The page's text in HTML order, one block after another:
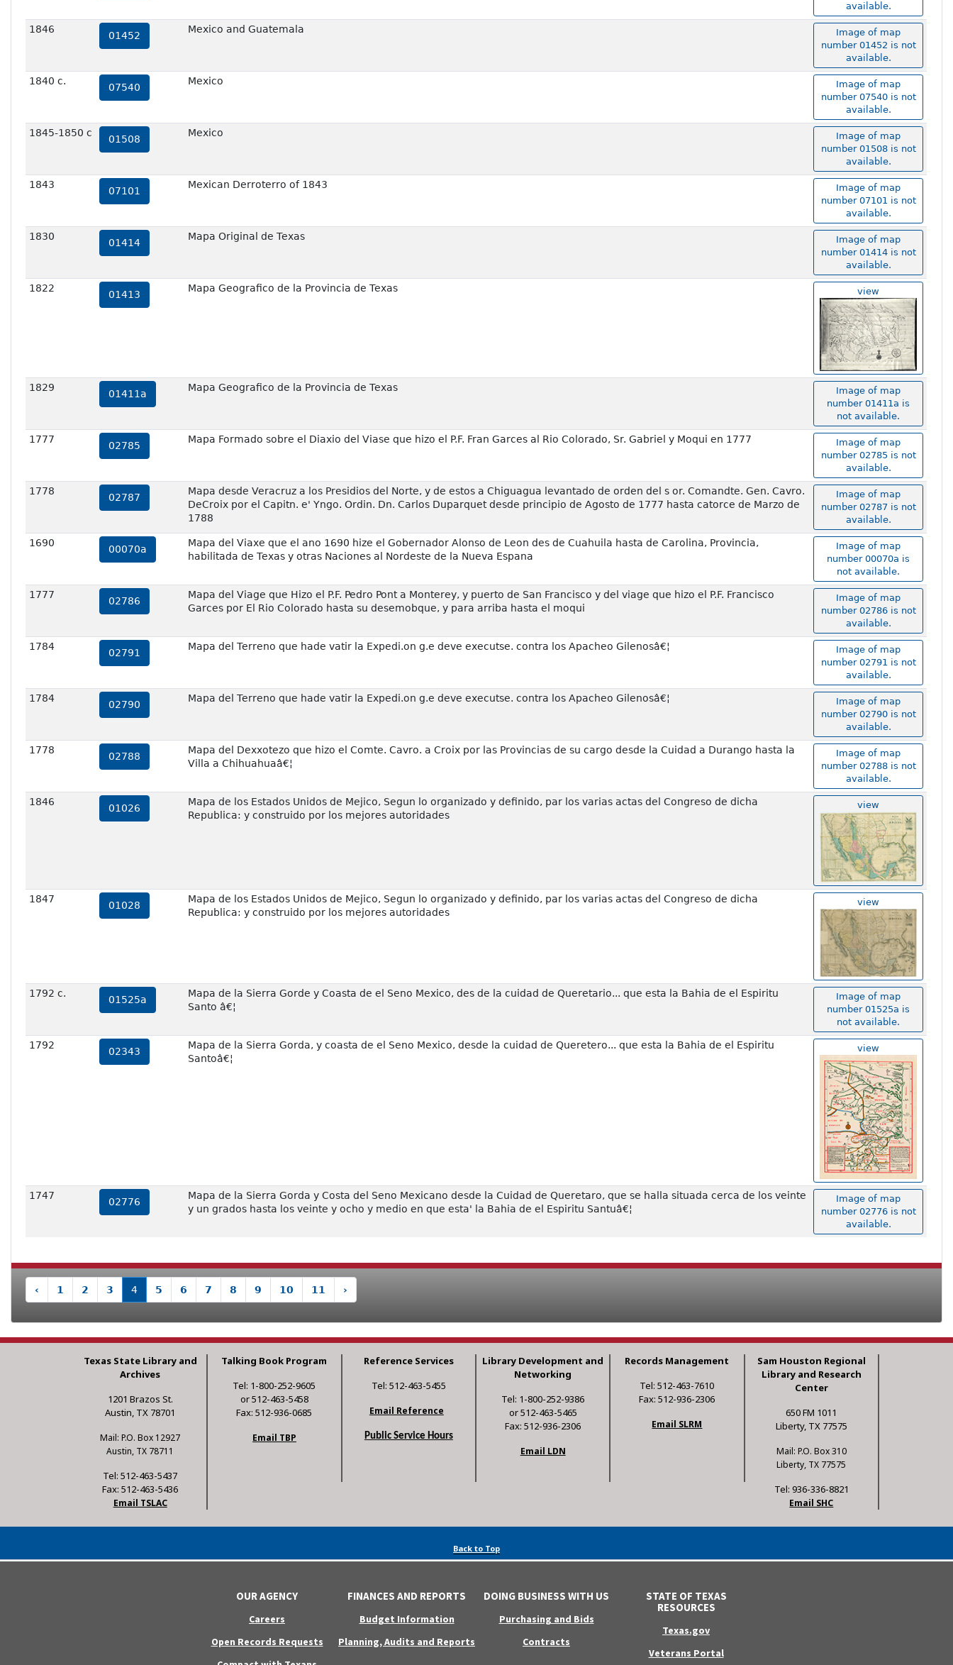
available.
1846
01452
Mexico and Guatemala
Image of map
number 01452 is not
available.
1840 c.
07540
Mexico
Image of map
number 07540 is not
available.
1845-1850 c
01508
Mexico
Image of map
number 01508 is not
available.
1843
07101
Mexican Derroterro of 1843
Image of map
number 07101 is not
available.
1830
01414
Mapa Original de Texas
Image of map
number 01414 is not
available.
1822
01413
Mapa Geografico de la Provincia de Texas view
1829
01411a
Mapa Geografico de la Provincia de Texas
Image of map
number 01411a is
not available.
1777
02785
Mapa Formado sobre el Diaxio del Viase que hizo el P.F. Fran Garces al Rio Colorado, Sr. Gabriel y Moqui en 1777
Image of map
number 02785 is not
available.
1778
02787
Mapa desde Veracruz a los Presidios del Norte, y de estos a Chiguagua levantado de orden del s or. Comandte. Gen. Cavro.
DeCroix por el Capitn. e' Yngo. Ordin. Dn. Carlos Duparquet desde principio de Agosto de 1777 hasta catorce de Marzo de
1788
Image of map
number 02787 is not
available.
1690
00070a
Mapa del Viaxe que el ano 1690 hize el Gobernador Alonso de Leon des de Cuahuila hasta de Carolina, Provincia,
habilitada de Texas y otras Naciones al Nordeste de la Nueva Espana
Image of map
number 00070a is
not available.
1777
02786
Mapa del Viage que Hizo el P.F. Pedro Pont a Monterey, y puerto de San Francisco y del viage que hizo el P.F. Francisco
Garces por El Rio Colorado hasta su desemobque, y para arriba hasta el moqui
Image of map
number 02786 is not
available.
1784
02791
Mapa del Terreno que hade vatir la Expedi.on g.e deve executse. contra los Apacheo Gilenosâ€¦
Image of map
number 02791 is not
available.
1784
02790
Mapa del Terreno que hade vatir la Expedi.on g.e deve executse. contra los Apacheo Gilenosâ€¦
Image of map
number 02790 is not
available.
1778
02788
Mapa del Dexxotezo que hizo el Comte. Cavro. a Croix por las Provincias de su cargo desde la Cuidad a Durango hasta la
Villa a Chihuahuaâ€¦
Image of map
number 02788 is not
available.
1846
01026
Mapa de los Estados Unidos de Mejico, Segun lo organizado y definido, par los varias actas del Congreso de dicha
Republica: y construido por los mejores autoridades
view
1847
01028
Mapa de los Estados Unidos de Mejico, Segun lo organizado y definido, par los varias actas del Congreso de dicha
Republica: y construido por los mejores autoridades
view
1792 c.
01525a
Mapa de la Sierra Gorde y Coasta de el Seno Mexico, des de la cuidad de Queretario... que esta la Bahia de el Espiritu
Santo â€¦
Image of map
number 01525a is
not available.
1792
02343
Mapa de la Sierra Gorda, y coasta de el Seno Mexico, desde la cuidad de Queretero... que esta la Bahia de el Espiritu
Santoâ€¦
view
1747
02776
Mapa de la Sierra Gorda y Costa del Seno Mexicano desde la Cuidad de Queretaro, que se halla situada cerca de los veinte
y un grados hasta los veinte y ocho y medio en que esta' la Bahia de el Espiritu Santuâ€¦
Image of map
number 02776 is not
available.
‹ 1 2 3 4 5 6 7 8 9 10 11 ›
Texas State Library and
Archives
1201 Brazos St.
Austin, TX 78701
Mail: P.O. Box 12927
Austin, TX 78711
Tel: 512-463-5437
Fax: 512-463-5436
Email TSLAC
Talking Book Program
Tel: 1-800-252-9605
or 512-463-5458
Fax: 512-936-0685
Email TBP
Reference Services
Tel: 512-463-5455
Email Reference
Public Service Hours
Library Development and
Networking
Tel: 1-800-252-9386
or 512-463-5465
Fax: 512-936-2306
Email LDN
Records Management
Tel: 512-463-7610
Fax: 512-936-2306
Email SLRM
Sam Houston Regional
Library and Research
Center
650 FM 1011
Liberty, TX 77575
Mail: P.O. Box 310
Liberty, TX 77575
Tel: 936-336-8821
Email SHC
Back to Top
OUR AGENCY
Careers
Open Records Requests
FINANCES AND REPORTS
Budget Information
Planning, Audits and Reports
DOING BUSINESS WITH US
Purchasing and Bids
Contracts
STATE OF TEXAS
RESOURCES
Texas.gov
Veterans Portal